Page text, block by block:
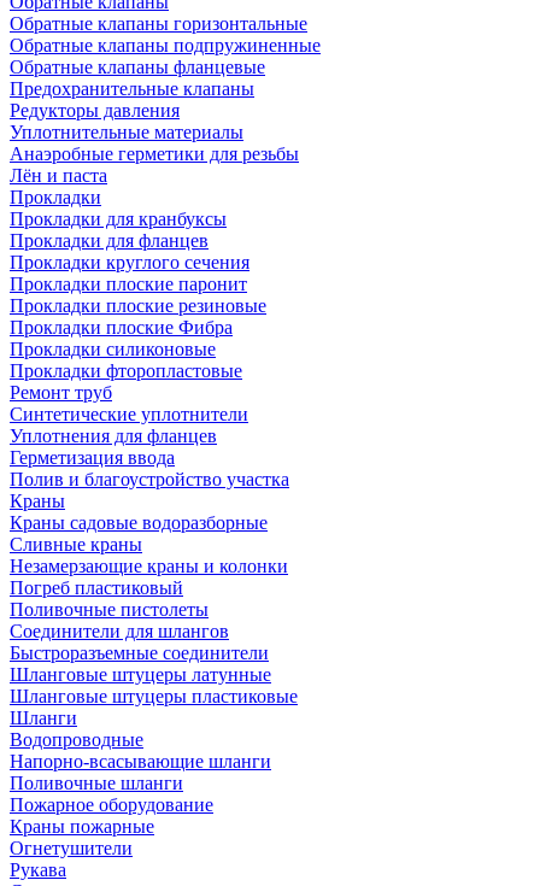
Обратные клапаны горизонтальные
Обратные клапаны подпружиненные
Обратные клапаны фланцевые
Предохранительные клапаны
Редукторы давления
Уплотнительные материалы
Анаэробные герметики для резьбы
Лён и паста
Прокладки
Прокладки для кранбуксы
Прокладки для фланцев
Прокладки круглого сечения
Прокладки плоские паронит
Прокладки плоские резиновые
Прокладки плоские Фибра
Прокладки силиконовые
Прокладки фторопластовые
Ремонт труб
Синтетические уплотнители
Уплотнения для фланцев
Герметизация ввода
Полив и благоустройство участка
Краны
Краны садовые водоразборные
Сливные краны
Незамерзающие краны и колонки
Погреб пластиковый
Поливочные пистолеты
Соединители для шлангов
Быстроразъемные соединители
Шланговые штуцеры латунные
Шланговые штуцеры пластиковые
Шланги
Водопроводные
Напорно-всасывающие шланги
Поливочные шланги
Пожарное оборудование
Краны пожарные
Огнетушители
Рукава